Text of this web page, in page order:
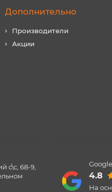
Дополнительно
Производители
Акции
с\с, 68-9,
4.8
На